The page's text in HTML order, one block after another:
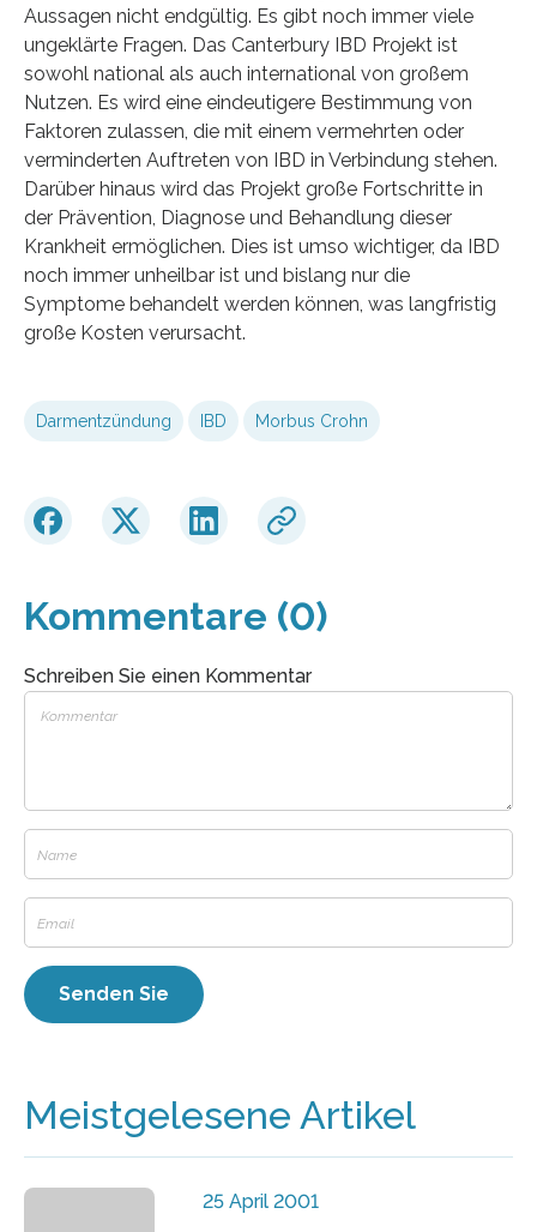
Aussagen nicht endgültig. Es gibt noch immer viele
ungeklärte Fragen. Das Canterbury IBD Projekt ist
sowohl national als auch international von großem
Nutzen. Es wird eine eindeutigere Bestimmung von
Faktoren zulassen, die mit einem vermehrten oder
verminderten Auftreten von IBD in Verbindung stehen.
Darüber hinaus wird das Projekt große Fortschritte in
der Prävention, Diagnose und Behandlung dieser
Krankheit ermöglichen. Dies ist umso wichtiger, da IBD
noch immer unheilbar ist und bislang nur die
Symptome behandelt werden können, was langfristig
große Kosten verursacht.
Darmentzündung IBD Morbus Crohn
Kommentare (0)
Schreiben Sie einen Kommentar
Meistgelesene Artikel
25 April 2001